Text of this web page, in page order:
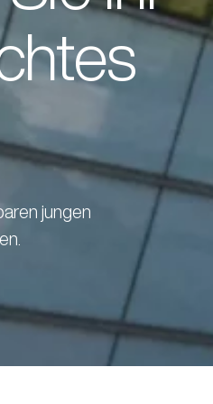
Fahrzeugankauf
Wir kaufen Ihr
und Modell.
Remscheid
BMW, MINI & KIA
Remscheid
Waldbröl
BMW Vertragshändler & MINI
jungen